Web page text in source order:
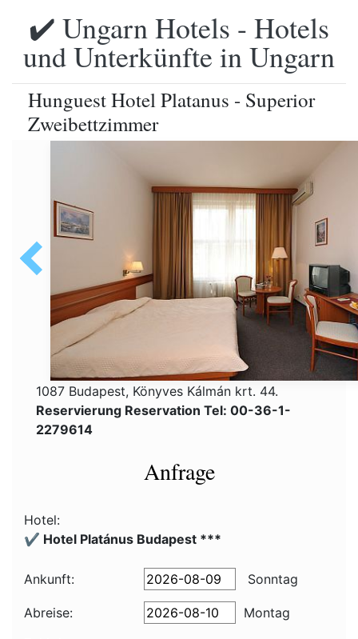
✔️ Ungarn Hotels - Hotels
und Unterkünfte in Ungarn
Hunguest Hotel Platanus - Superior
Zweibettzimmer
1087 Budapest, Könyves Kálmán krt. 44.
Reservierung Reservation Tel: 00-36-1-
2279614
Anfrage
Hotel:
✔️ Hotel Platánus Budapest ***
Ankunft: Sonntag
Abreise:
Montag